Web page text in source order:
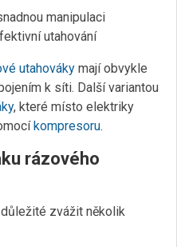
manipulaci
utahování
utahováky mají obvykle
k síti. Další variantou
, které místo elektriky
kompresoru.
rázového
zvážit několik